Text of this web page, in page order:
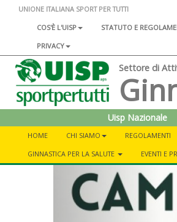
UNIONE ITALIANA SPORT PER TUTTI
COS'È L'UISP
STATUTO E
PRIVACY
Settore di
Uisp Nazionale
HOME CHI SIAMO REGOLAMENTI
GINNASTICA PER LA SALUTE
EVENTI E
Previous